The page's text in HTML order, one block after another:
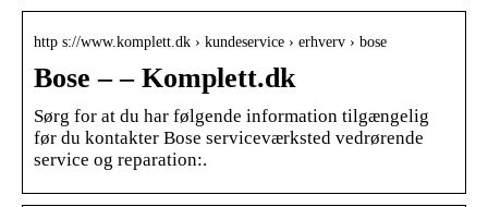
http s://www.komplett.dk › kundeservice › erhverv › bose
Bose – – Komplett.dk
Sørg for at du har følgende information tilgængelig
før du kontakter Bose serviceværksted vedrørende
service og reparation:.